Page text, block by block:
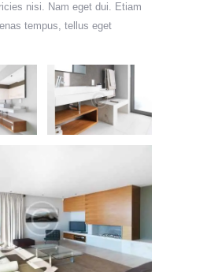
nisi. Nam eget dui. Etiam
tempus, tellus eget